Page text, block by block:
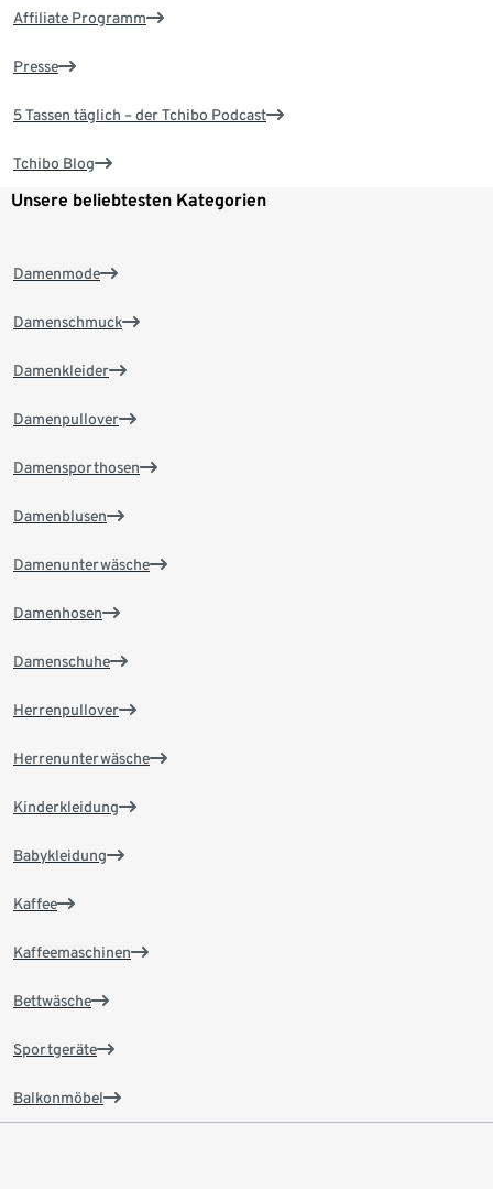
Affiliate Programm
Presse
5 Tassen täglich – der Tchibo Podcast
Tchibo Blog
Unsere beliebtesten Kategorien
Damenmode
Damenschmuck
Damenkleider
Damenpullover
Damensporthosen
Damenblusen
Damenunterwäsche
Damenhosen
Damenschuhe
Herrenpullover
Herrenunterwäsche
Kinderkleidung
Babykleidung
Kaffee
Kaffeemaschinen
Bettwäsche
Sportgeräte
Balkonmöbel